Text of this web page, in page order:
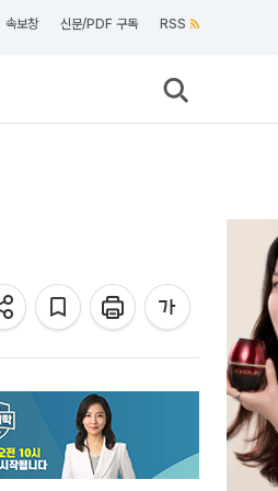
속보창 신문/PDF 구독 RSS